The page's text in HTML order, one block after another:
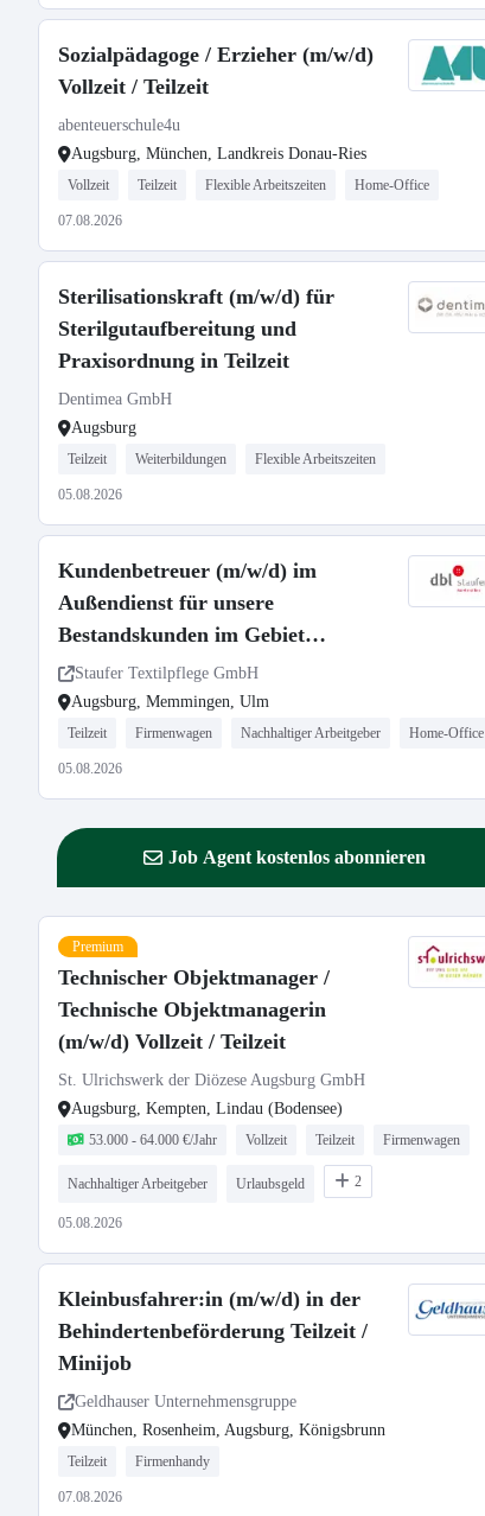
Sozialpädagoge / Erzieher (m/w/d)
Vollzeit / Teilzeit
abenteuerschule4u
Augsburg, München, Landkreis Donau-Ries
Vollzeit Teilzeit Flexible Arbeitszeiten Home-Office
07.08.2026
Sterilisationskraft (m/w/d) für
Sterilgutaufbereitung und
Praxisordnung in Teilzeit
Dentimea GmbH
Augsburg
Teilzeit Weiterbildungen Flexible Arbeitszeiten
05.08.2026
Kundenbetreuer (m/w/d) im
Außendienst für unsere
Bestandskunden im Gebiet
Augsburg, Memmingen und Ulm
Staufer Textilpflege GmbH
Augsburg, Memmingen, Ulm
Teilzeit Firmenwagen Nachhaltiger Arbeitgeber Home-Office
05.08.2026
Job Agent kostenlos abonnieren
Premium
Technischer Objektmanager /
Technische Objektmanagerin
(m/w/d) Vollzeit / Teilzeit
St. Ulrichswerk der Diözese Augsburg GmbH
Augsburg, Kempten, Lindau (Bodensee)
53.000 - 64.000 €/Jahr Vollzeit Teilzeit Firmenwagen
Nachhaltiger Arbeitgeber Urlaubsgeld 2
05.08.2026
Kleinbusfahrer:in (m/w/d) in der
Behindertenbeförderung Teilzeit /
Minijob
Geldhauser Unternehmensgruppe
München, Rosenheim, Augsburg, Königsbrunn
Teilzeit Firmenhandy
07.08.2026